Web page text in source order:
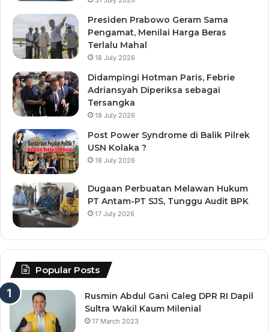
Presiden Prabowo Geram Sama
Pengamat, Menilai Harga Beras
Terlalu Mahal
18 July 2026
Didampingi Hotman Paris, Febrie
Adriansyah Diperiksa sebagai
Tersangka
18 July 2026
Post Power Syndrome di Balik Pilrek
USN Kolaka ?
18 July 2026
Dugaan Perbuatan Melawan Hukum
PT Antam-PT SJS, Tunggu Audit BPK
17 July 2026
Popular Posts
Rusmin Abdul Gani Caleg DPR RI Dapil
Sultra Wakil Kaum Milenial
17 March 2023